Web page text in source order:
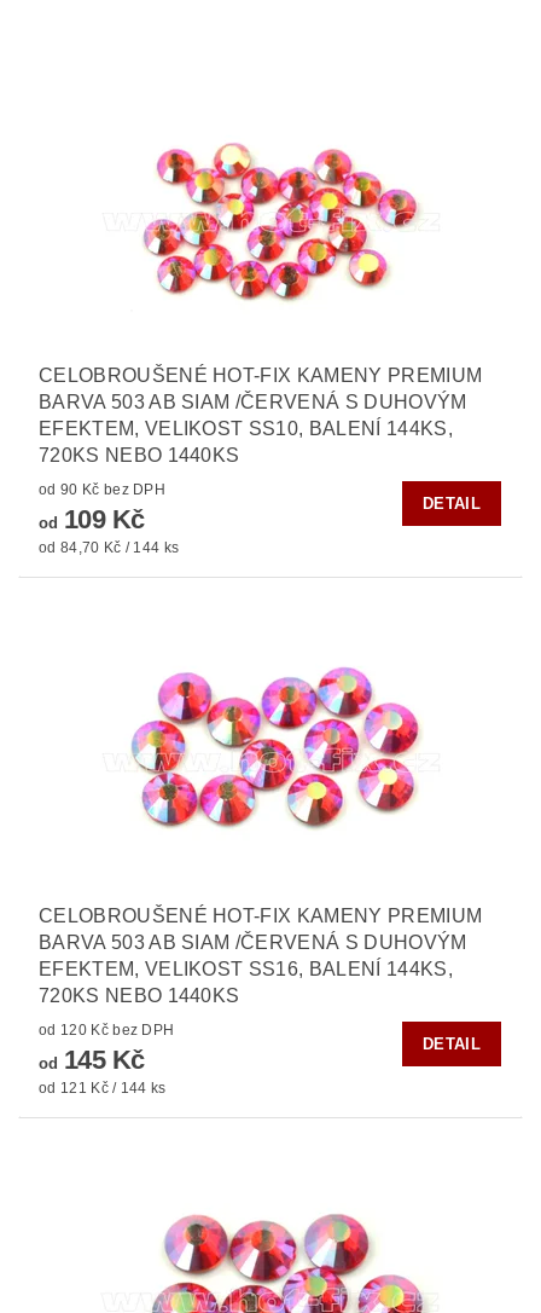
CELOBROUŠENÉ HOT-FIX KAMENY PREMIUM
BARVA 503 AB SIAM /ČERVENÁ S DUHOVÝM
EFEKTEM, VELIKOST SS10, BALENÍ 144KS,
720KS NEBO 1440KS
od 90 Kč bez DPH
od 109 Kč
od 84,70 Kč / 144 ks
DETAIL
CELOBROUŠENÉ HOT-FIX KAMENY PREMIUM
BARVA 503 AB SIAM /ČERVENÁ S DUHOVÝM
EFEKTEM, VELIKOST SS16, BALENÍ 144KS,
720KS NEBO 1440KS
od 120 Kč bez DPH
od 145 Kč
od 121 Kč / 144 ks
DETAIL